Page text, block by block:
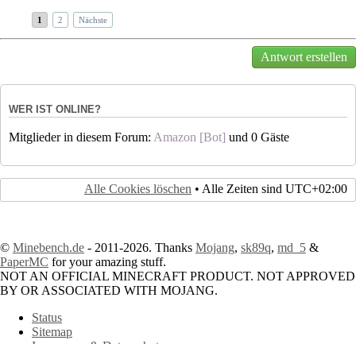
1 2 Nächste
Antwort erstellen
WER IST ONLINE?
Mitglieder in diesem Forum: Amazon [Bot] und 0 Gäste
Alle Cookies löschen • Alle Zeiten sind UTC+02:00
© Minebench.de - 2011-2026. Thanks Mojang, sk89q, md_5 &
PaperMC for your amazing stuff.
NOT AN OFFICIAL MINECRAFT PRODUCT. NOT APPROVED
BY OR ASSOCIATED WITH MOJANG.
Status
Sitemap